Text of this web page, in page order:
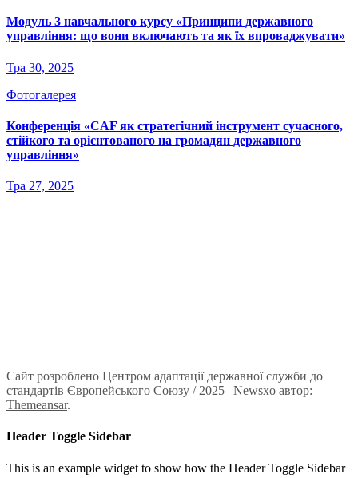
Модуль 3 навчального курсу «Принципи державного
управління: що вони включають та як їх впроваджувати»
Тра 30, 2025
Фотогалерея
Конференція «CAF як стратегічний інструмент сучасного,
стійкого та орієнтованого на громадян державного
управління»
Тра 27, 2025
Сайт розроблено Центром адаптації державної служби до
стандартів Європейського Союзу / 2025 | Newsxo автор:
Themeansar.
Header Toggle Sidebar
This is an example widget to show how the Header Toggle Sidebar